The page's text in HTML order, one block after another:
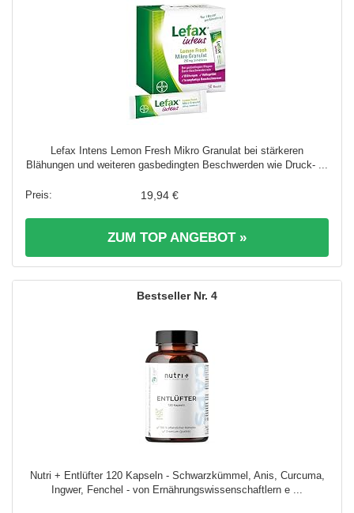
Lefax Intens Lemon Fresh Mikro Granulat bei stärkeren
Blähungen und weiteren gasbedingten Beschwerden wie Druck- ...
19,94 €
ZUM TOP ANGEBOT »
4
Nutri + Entlüfter 120 Kapseln - Schwarzkümmel, Anis, Curcuma,
Ingwer, Fenchel - von Ernährungswissenschaftlern e ...